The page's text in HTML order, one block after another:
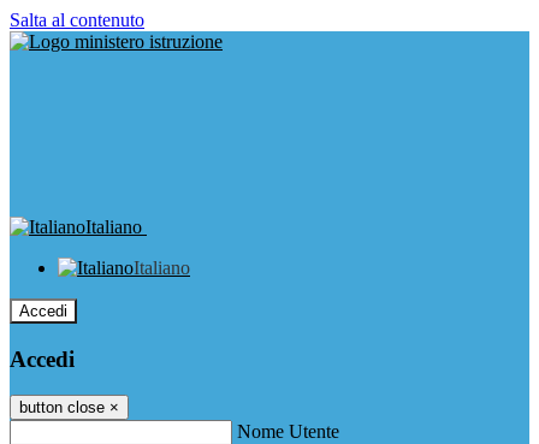
Salta al contenuto
Italiano
Italiano
Accedi
Accedi
button close ×
Nome Utente